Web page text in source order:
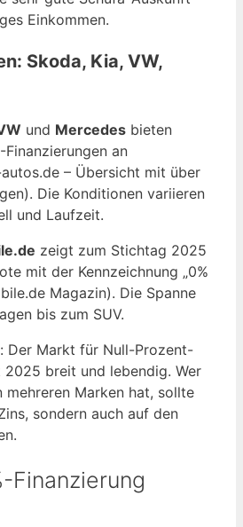
Einkommen.
Skoda, Kia, VW,
und Mercedes bieten
an
– Übersicht mit über
Die Konditionen variieren
und Laufzeit.
zeigt zum Stichtag 2025
mit der Kennzeichnung „0%
Magazin). Die Spanne
bis zum SUV.
Der Markt für Null-Prozent-
2025 breit und lebendig. Wer
mehreren Marken hat, sollte
sondern auch auf den
Finanzierung